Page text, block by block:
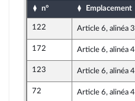
n° Emplacement
122 Article 6, alinéa 3
172 Article 6, alinéa 4
123 Article 6, alinéa 4
72 Article 6, alinéa 4